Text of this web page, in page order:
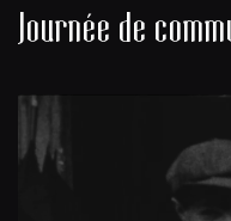
Journée de